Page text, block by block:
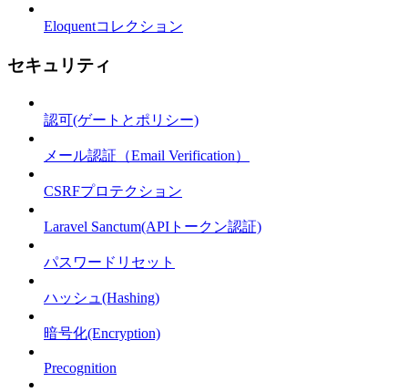
Eloquentコレクション
セキュリティ
認可(ゲートとポリシー)
メール認証（Email Verification）
CSRFプロテクション
Laravel Sanctum(APIトークン認証)
パスワードリセット
ハッシュ(Hashing)
暗号化(Encryption)
Precognition